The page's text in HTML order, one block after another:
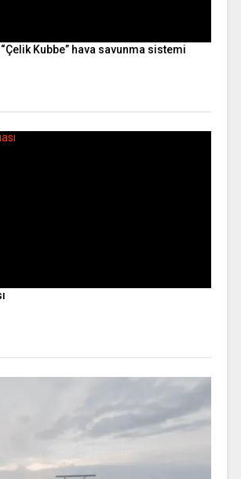
Kubbe” hava savunma sistemi